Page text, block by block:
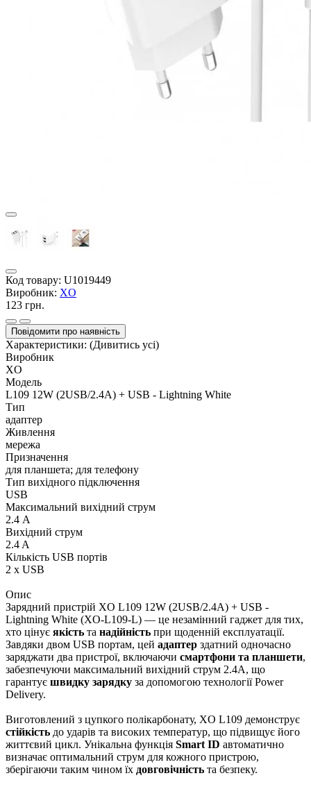
Код товару: U1019449
Виробник: XO
123 грн.
Повідомити про наявність
Характеристики: (Дивитись усі)
Виробник
XO
Модель
L109 12W (2USB/2.4A) + USB - Lightning White
Тип
адаптер
Живлення
мережа
Призначення
для планшета; для телефону
Тип вихідного підключення
USB
Максимальний вихідний струм
2.4 А
Вихідний струм
2.4 A
Кількість USB портів
2 x USB
Опис
Зарядний пристрій XO L109 12W (2USB/2.4A) + USB -
Lightning White (XO-L109-L) — це незамінний гаджет для тих,
хто цінує якість та надійність при щоденній експлуатації.
Завдяки двом USB портам, цей адаптер здатний одночасно
заряджати два пристрої, включаючи смартфони та планшети,
забезпечуючи максимальний вихідний струм 2.4А, що
гарантує швидку зарядку за допомогою технології Power
Delivery.
Виготовлений з цупкого полікарбонату, XO L109 демонструє
стійкість до ударів та високих температур, що підвищує його
життєвий цикл. Унікальна функція Smart ID автоматично
визначає оптимальний струм для кожного пристрою,
зберігаючи таким чином їх довговічність та безпеку.